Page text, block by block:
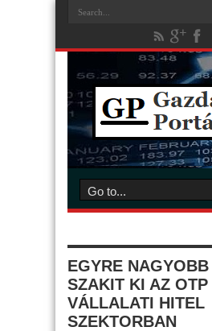
EGYRE
SZAKIT KI AZ OTP
VÁLLALATI HITEL
SZEKTORBAN